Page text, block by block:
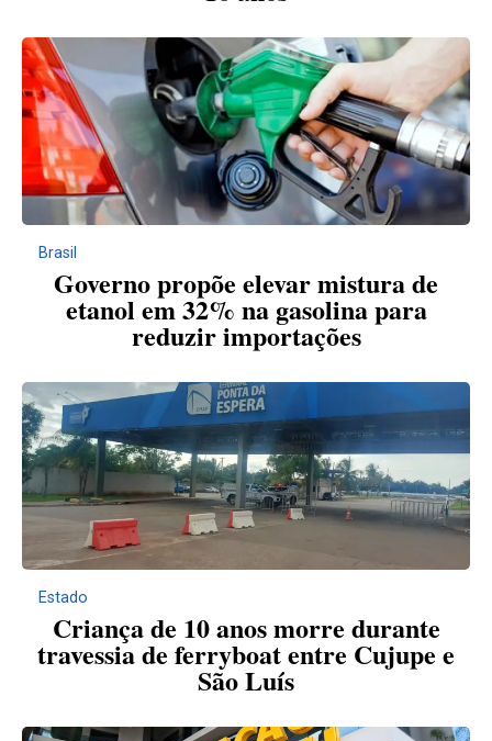
Brasil
Governo propõe elevar mistura de
etanol em 32% na gasolina para
reduzir importações
Estado
Criança de 10 anos morre durante
travessia de ferryboat entre Cujupe e
São Luís